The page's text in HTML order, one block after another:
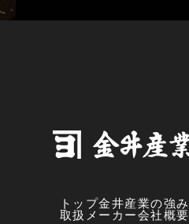
トップ金井産業の強み
取扱メーカー会社概要